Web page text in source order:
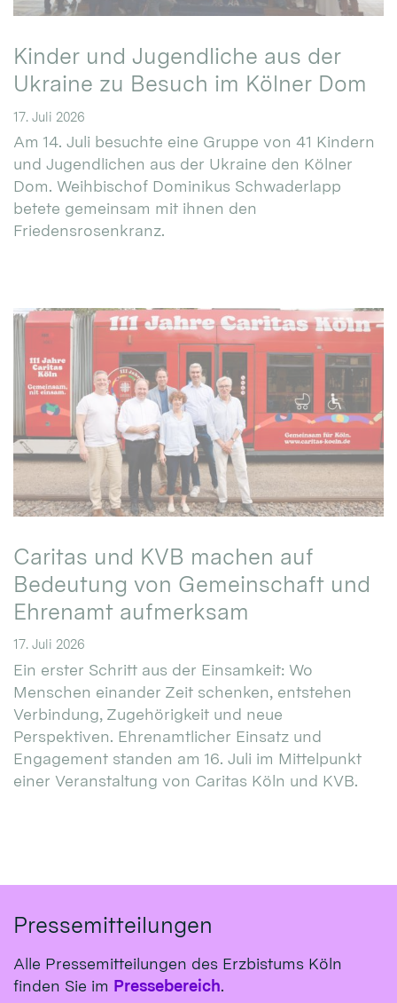
Kinder und Jugendliche aus der
Ukraine zu Besuch im Kölner Dom
17. Juli 2026
Am 14. Juli besuchte eine Gruppe von 41 Kindern
und Jugendlichen aus der Ukraine den Kölner
Dom. Weihbischof Dominikus Schwaderlapp
betete gemeinsam mit ihnen den
Friedensrosenkranz.
Caritas und KVB machen auf
Bedeutung von Gemeinschaft und
Ehrenamt aufmerksam
17. Juli 2026
Ein erster Schritt aus der Einsamkeit: Wo
Menschen einander Zeit schenken, entstehen
Verbindung, Zugehörigkeit und neue
Perspektiven. Ehrenamtlicher Einsatz und
Engagement standen am 16. Juli im Mittelpunkt
einer Veranstaltung von Caritas Köln und KVB.
Pressemitteilungen
Alle Pressemitteilungen des Erzbistums Köln
finden Sie im Pressebereich.